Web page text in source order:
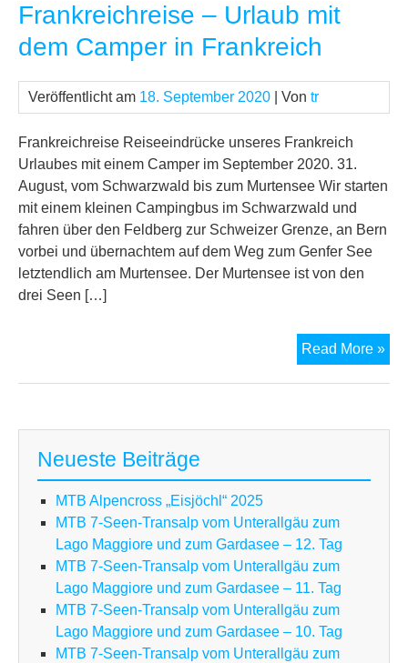
Frankreichreise – Urlaub mit
dem Camper in Frankreich
Veröffentlicht am 18. September 2020 | Von tr
Frankreichreise Reiseeindrücke unseres Frankreich
Urlaubes mit einem Camper im September 2020. 31.
August, vom Schwarzwald bis zum Murtensee Wir starten
mit einem kleinen Campingbus im Schwarzwald und
fahren über den Feldberg zur Schweizer Grenze, an Bern
vorbei und übernachtem auf dem Weg zum Genfer See
letztendlich am Murtensee. Der Murtensee ist von den
drei Seen […]
Read More »
–
Neueste Beiträge
MTB Alpencross „Eisjöchl“ 2025
MTB 7-Seen-Transalp vom Unterallgäu zum
Lago Maggiore und zum Gardasee – 12. Tag
MTB 7-Seen-Transalp vom Unterallgäu zum
Lago Maggiore und zum Gardasee – 11. Tag
MTB 7-Seen-Transalp vom Unterallgäu zum
Lago Maggiore und zum Gardasee – 10. Tag
MTB 7-Seen-Transalp vom Unterallgäu zum